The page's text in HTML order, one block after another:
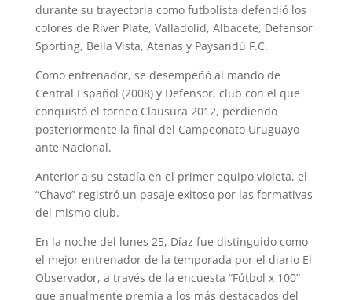
durante su trayectoria como futbolista defendió los
colores de River Plate, Valladolid, Albacete, Defensor
Sporting, Bella Vista, Atenas y Paysandú F.C.
Como entrenador, se desempeñó al mando de
Central Español (2008) y Defensor, club con el que
conquistó el torneo Clausura 2012, perdiendo
posteriormente la final del Campeonato Uruguayo
ante Nacional.
Anterior a su estadía en el primer equipo violeta, el
“Chavo” registró un pasaje exitoso por las formativas
del mismo club.
En la noche del lunes 25, Díaz fue distinguido como
el mejor entrenador de la temporada por el diario El
Observador, a través de la encuesta “Fútbol x 100”
que anualmente premia a los más destacados del